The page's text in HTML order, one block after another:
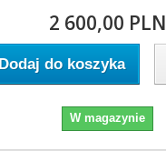
2 600,00 PLN
Dodaj do koszyka
W magazynie